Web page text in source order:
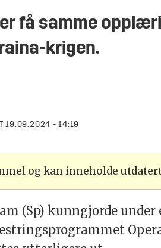
få samme
krigen.
19.09.2024 - 14:19
og kan inneholde
(Sp) kunngjorde under